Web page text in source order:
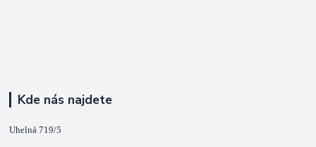
Kde nás najdete
Uhelná 719/5